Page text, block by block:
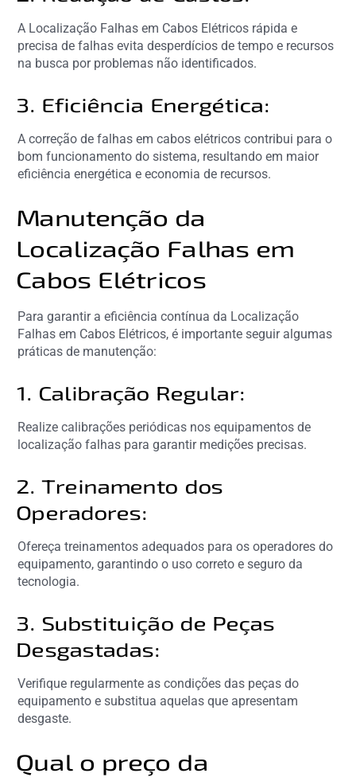
A Localização Falhas em Cabos Elétricos rápida e
precisa de falhas evita desperdícios de tempo e recursos
na busca por problemas não identificados.
3. Eficiência Energética:
A correção de falhas em cabos elétricos contribui para o
bom funcionamento do sistema, resultando em maior
eficiência energética e economia de recursos.
Manutenção da
Localização Falhas em
Cabos Elétricos
Para garantir a eficiência contínua da Localização
Falhas em Cabos Elétricos, é importante seguir algumas
práticas de manutenção:
1. Calibração Regular:
Realize calibrações periódicas nos equipamentos de
localização falhas para garantir medições precisas.
2. Treinamento dos
Operadores:
Ofereça treinamentos adequados para os operadores do
equipamento, garantindo o uso correto e seguro da
tecnologia.
3. Substituição de Peças
Desgastadas:
Verifique regularmente as condições das peças do
equipamento e substitua aquelas que apresentam
desgaste.
Qual o preço da